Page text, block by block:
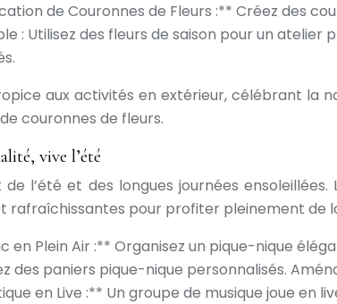
de Couronnes de Fleurs :** Créez des
: Utilisez des fleurs de saison pour un
aux activités en extérieur, célébrant la
couronnes de fleurs.
vive l’été
l’été et des longues journées
rafraîchissantes pour profiter pleinement de
en Plein Air :** Organisez un pique-nique
des paniers pique-nique personnalisés.
en Live :** Un groupe de musique joue en